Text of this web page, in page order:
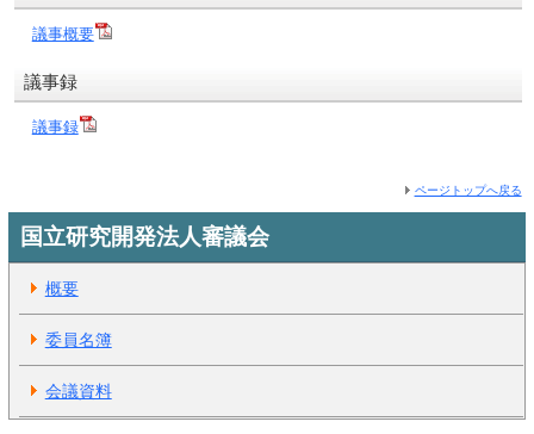
議事概要
議事録
議事録
ページトップへ戻る
国立研究開発法人審議会
概要
委員名簿
会議資料